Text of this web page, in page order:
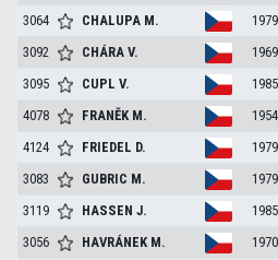
3064
CHALUPA M. 1979
3092
CHÁRAV. 1969
3095
CUPLV. 1985
4078
FRANĚK M. 1954
4124
FRIEDEL D. 1979
3083
GUBRIC M. 1979
3119
HASSENJ. 1985
3056
HAVRÁNEK M. 1970